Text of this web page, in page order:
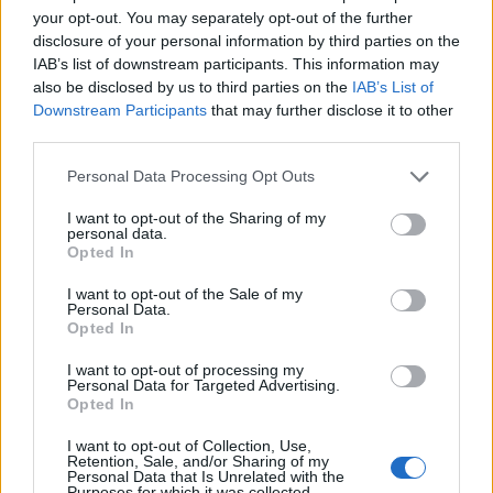
your opt-out. You may separately opt-out of the further
disclosure of your personal information by third parties on the
IAB’s list of downstream participants. This information may
also be disclosed by us to third parties on the IAB’s List of
Downstream Participants that may further disclose it to other
Personal Data Processing Opt Outs
I want to opt-out of the Sharing of my
personal data.
Opted In
I want to opt-out of the Sale of my
Personal Data.
Opted In
I want to opt-out of processing my
Personal Data for Targeted Advertising.
Opted In
I want to opt-out of Collection, Use,
Retention, Sale, and/or Sharing of my
Personal Data that Is Unrelated with the
vendin, 5 vatra janë
aktive! Evakuohen 4
familje në Mallakastër! Ja
si paraqitet situata në
zonat e tjera
projektit miliardësh Greqi-
Qipro, marrëveshja
riformëson hartën
energjetike të Mesdheut
DW: Një “El Nino” i
fuqishëm mund të godasë
vitit, do sjellë tronditje
ekonomike botërore, mot
çmimeve të ushqimeve
Sulmohet në Odesa anija
ekuipazhit
Trump kundër
Projekti “Smart City”/